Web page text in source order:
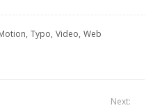
Typo Video Web
Next: